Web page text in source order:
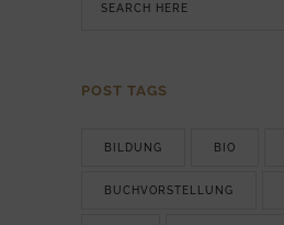
POST TAGS
BILDUNG BIO
BUCHVORSTELLUNG